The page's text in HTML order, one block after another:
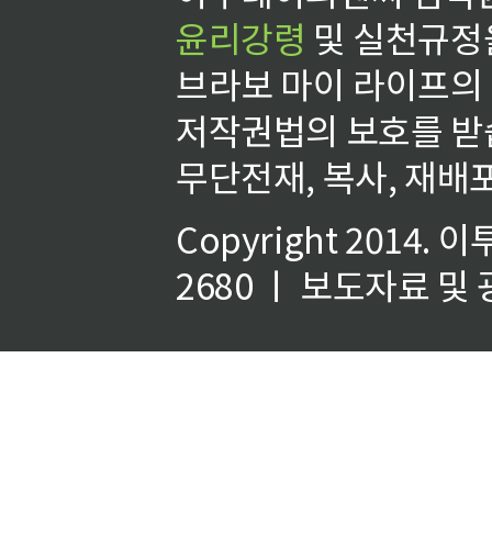
윤리강령 및 실천규
브라보 마이 라이프
저작권법의 보호를
무단전재, 복사, 재배
Copyright 2014. 이
2680 ㅣ 보도자료